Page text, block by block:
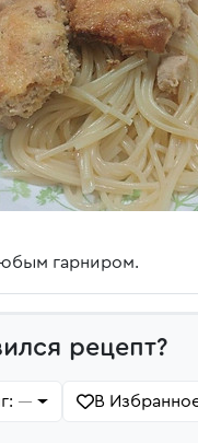
гарниром.
рецепт?
— В